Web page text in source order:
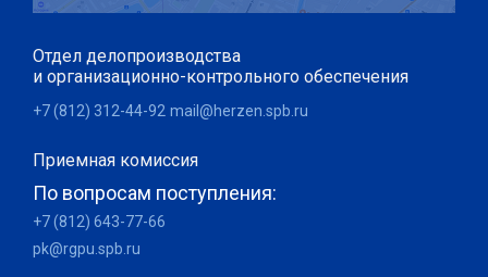
Отдел делопроизводства
и организационно-контрольного обеспечения
+7 (812) 312-44-92 mail@herzen.spb.ru
Приемная комиссия
По вопросам поступления:
+7 (812) 643-77-66
pk@rgpu.spb.ru